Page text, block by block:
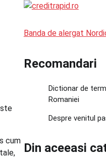
cum
Banda de alergat
Recomandari
Dictionar de
Romaniei
Despre venitul
Din aceeasi